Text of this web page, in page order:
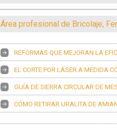
Área profesional de Bricolaje,
REFORMAS QUE MEJORAN LA
EL CORTE POR LÁSER A MEDIDA
GUÍA DE SIERRA CIRCULAR DE
CÓMO RETIRAR URALITA DE